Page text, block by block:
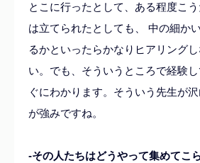
とこに行ったとして、ある程度こ
は立てられたとしても、 中の細か
るかといったらかなりヒアリング
い。でも、そういうところで経験
ぐにわかります。そういう先生が
が強みですね。
-その人たちはどうやって集めてこ